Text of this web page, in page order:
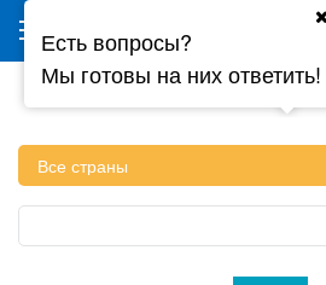
Есть вопросы?
Мы готовы на них ответить!
Ваш город - Минск,
угадали?
ДА НЕТ